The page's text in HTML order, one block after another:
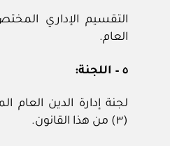
التقسيم الإداري
العام.
٥ – اللجنة:
لجنة إدارة الدين
(٣) من هذا القانون.